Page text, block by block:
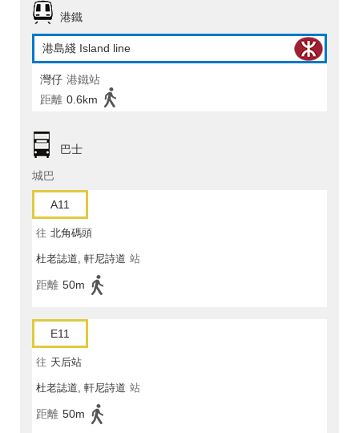
港鐵
港島綫 Island line
灣仔 港鐵站
距離 0.6km
巴士
城巴
A11
往 北角碼頭
杜老誌道, 軒尼詩道 站
距離 50m
E11
往 天后站
杜老誌道, 軒尼詩道 站
距離 50m